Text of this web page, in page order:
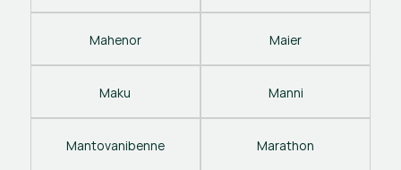
Mahenor Maier
Maku Manni
Mantovanibenne Marathon